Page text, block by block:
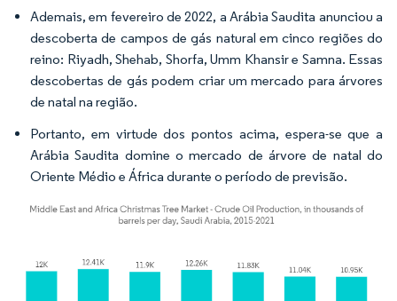
Ademais, em fevereiro de 2022, a Arábia Saudita anunciou a
descoberta de campos de gás natural em cinco regiões do
reino: Riyadh, Shehab, Shorfa, Umm Khansir e Samna. Essas
descobertas de gás podem criar um mercado para árvores
de natal na região.
Portanto, em virtude dos pontos acima, espera-se que a
Arábia Saudita domine o mercado de árvore de natal do
Oriente Médio e África durante o período de previsão.